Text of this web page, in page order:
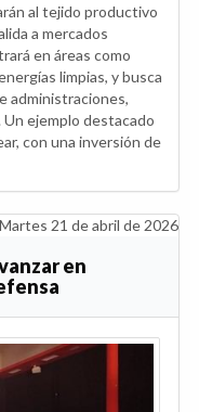
al tejido productivo
a mercados
en áreas como
limpias, y busca
administraciones,
ejemplo destacado
con una inversión de
Martes 21 de abril de 2026
en